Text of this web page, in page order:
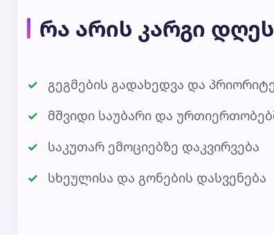
რა არის კარგი
გეგმების გადახედვა და
მშვიდი საუბარი და
საკუთარ ემოციებზე დაკვირვება
სხეულისა და გონების დასვენება